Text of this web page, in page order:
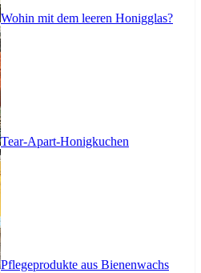
Wohin mit dem leeren Honigglas?
Tear-Apart-Honigkuchen
Pflegeprodukte aus Bienenwachs